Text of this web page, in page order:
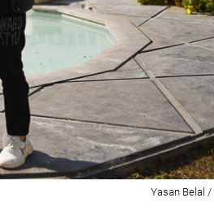
Yasan Belal